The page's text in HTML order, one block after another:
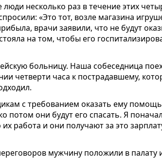
несколько раз в течение этих
«Это тот, возле магазина
врачи заявили, что не будут
на том, чтобы его
больницу. Наша собеседница
четверти часа к пострадавшему,
с требованием оказать ему
потом они будут его спасать. Я
работа и они получают за это
мужчину положили в